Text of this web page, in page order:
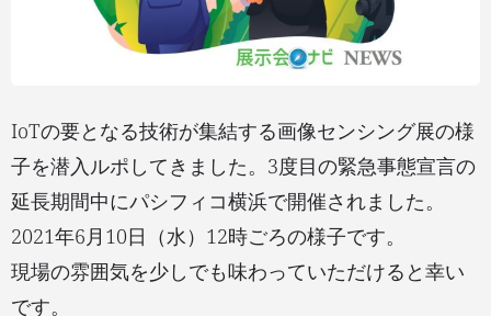
IoTの要となる技術が集結する画像センシング展の様
子を潜入ルポしてきました。3度目の緊急事態宣言の
延長期間中にパシフィコ横浜で開催されました。
2021年6月10日（水）12時ごろの様子です。
現場の雰囲気を少しでも味わっていただけると幸い
です。